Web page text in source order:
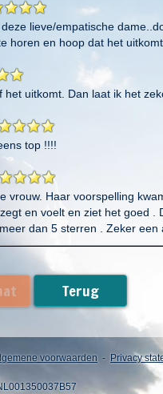
lieve/empatische
horen en hoop dat het
het uitkomt. Dan laat ik het
top !!!!
vrouw. Haar voorspelling
en voelt en ziet het goed .
dan 5 sterren . Zeker een
Geeft een helder beeld wat
vanuit mij blokkades zijn. Ik
ziet veel en dat komt ook echt
✨
Terug
voorwaarden - Privacy